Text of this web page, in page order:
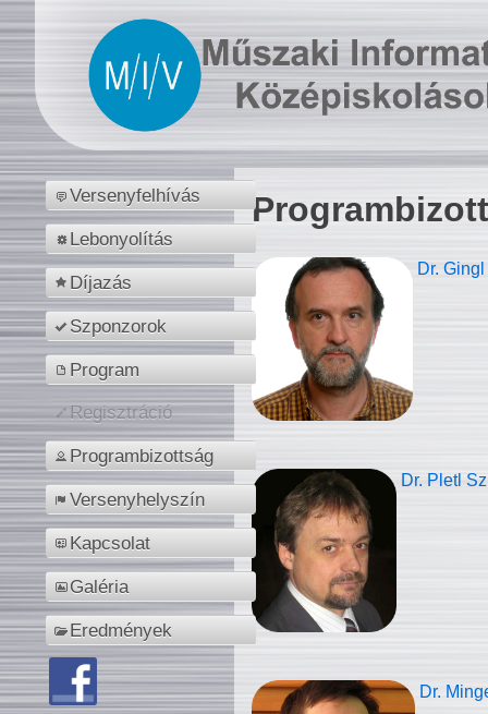
Versenyfelhívás
Lebonyolítás
Díjazás
Szponzorok
Program
Regisztráció
Programbizottság
Versenyhelyszín
Kapcsolat
Galéria
Eredmények
Dr.
Dr. Pletl
Dr.